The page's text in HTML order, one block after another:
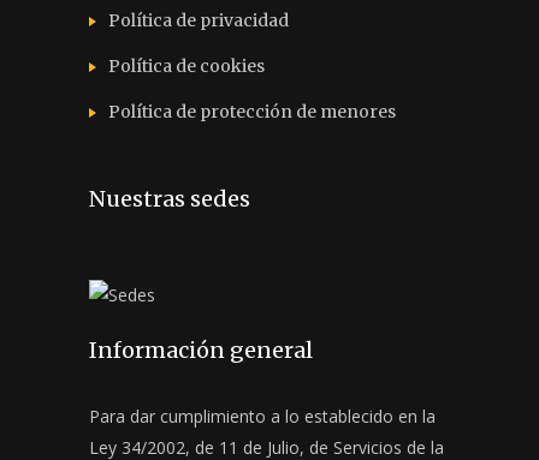
Política de privacidad
Política de cookies
Política de protección de menores
Nuestras sedes
Información general
Para dar cumplimiento a lo establecido en la
Ley 34/2002, de 11 de Julio, de Servicios de la